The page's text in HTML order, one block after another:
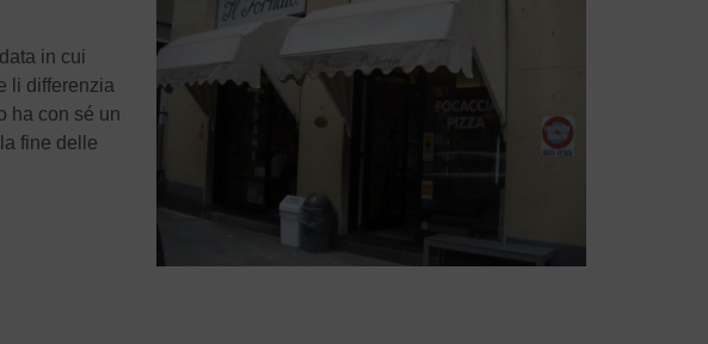
in cui
li differenzia
ha con sé un
fine delle